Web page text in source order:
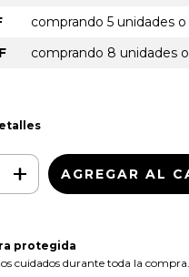
comprando 5 unidades
comprando 8 unidades
protegida
cuidados durante toda la compra.